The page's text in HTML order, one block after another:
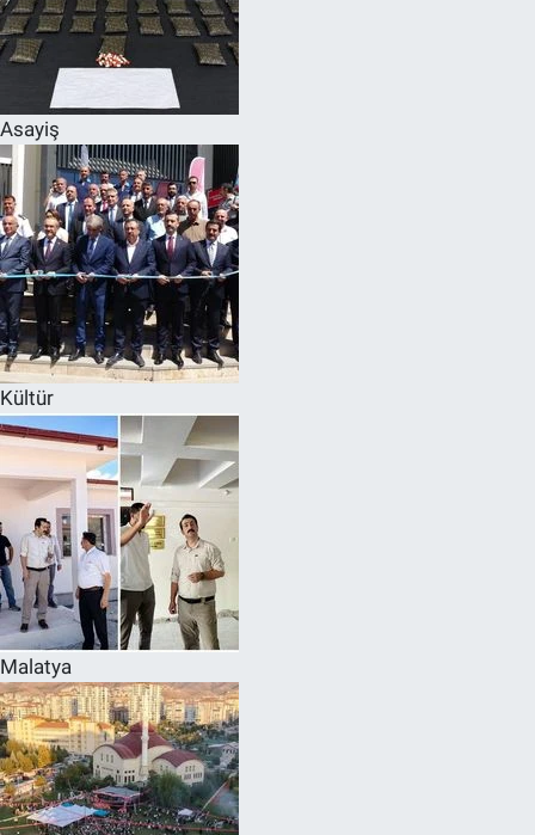
Asayiş
Kültür
Malatya